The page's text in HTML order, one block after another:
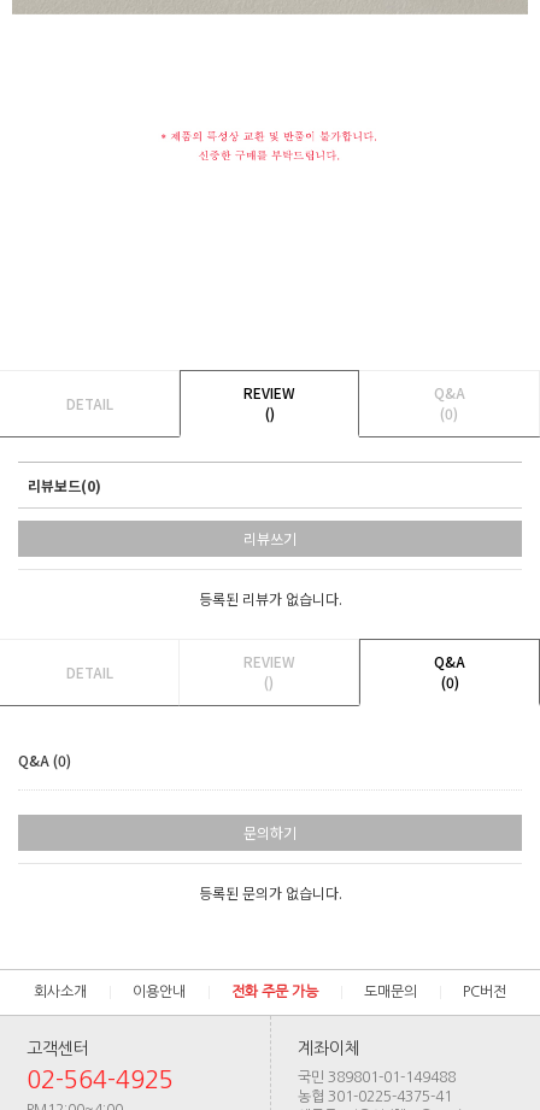
DETAIL
REVIEW
()
Q&A
(0)
리뷰보드(0)
리뷰쓰기
등록된 리뷰가 없습니다.
DETAIL
REVIEW
()
Q&A
(0)
Q&A (0)
문의하기
등록된 문의가 없습니다.
회사소개 이용안내 전화 주문 가능 도매문의 PC버전
고객센터
02-564-4925
계좌이체
국민 389801-01-149488
농협 301-0225-4375-41